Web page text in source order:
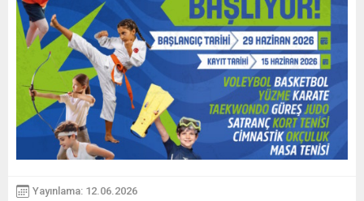
Yayınlama: 12.06.2026